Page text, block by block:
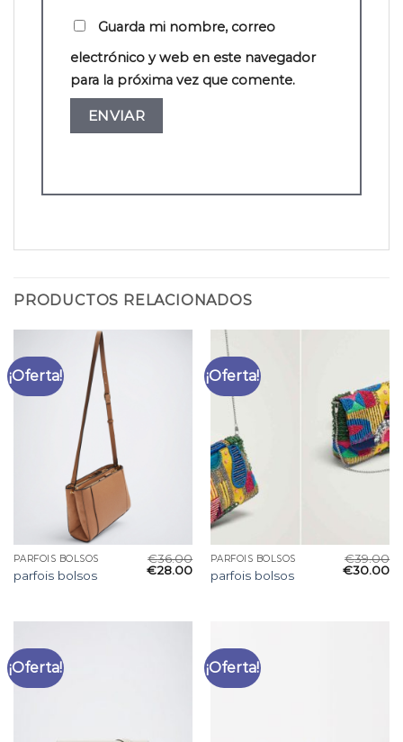
Guarda mi nombre, correo
electrónico y web en este navegador
para la próxima vez que comente.
PRODUCTOS RELACIONADOS
¡Oferta!
PARFOIS BOLSOS
parfois bolsos
€36.00
€28.00
¡Oferta!
PARFOIS BOLSOS
parfois bolsos
€39.00
€30.00
¡Oferta! ¡Oferta!